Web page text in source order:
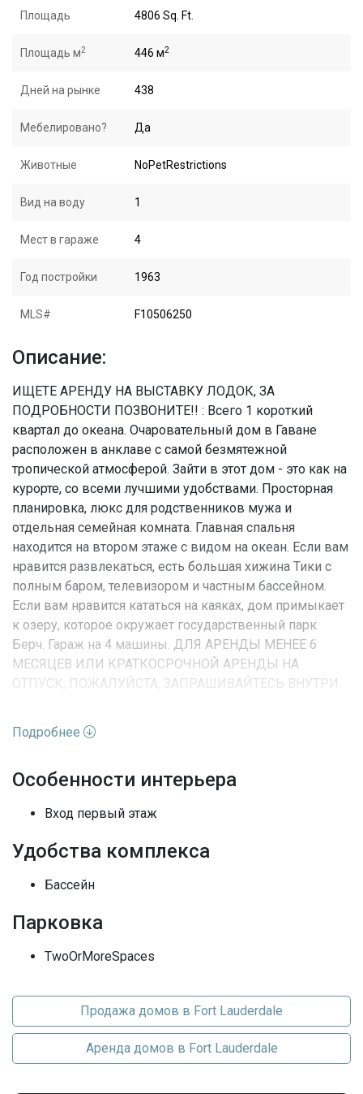
Площадь 4806 Sq. Ft.
Площадь м2 446 м2
Дней на рынке 438
Мебелировано? Да
Животные NoPetRestrictions
Вид на воду 1
Мест в гараже 4
Год постройки 1963
MLS# F10506250
Описание:
ИЩЕТЕ АРЕНДУ НА ВЫСТАВКУ ЛОДОК, ЗА
ПОДРОБНОСТИ ПОЗВОНИТЕ!! : Всего 1 короткий
квартал до океана. Очаровательный дом в Гаване
расположен в анклаве с самой безмятежной
тропической атмосферой. Зайти в этот дом - это как на
курорте, со всеми лучшими удобствами. Просторная
планировка, люкс для родственников мужа и
отдельная семейная комната. Главная спальня
находится на втором этаже с видом на океан. Если вам
нравится развлекаться, есть большая хижина Тики с
полным баром, телевизором и частным бассейном.
Если вам нравится кататься на каяках, дом примыкает
к озеру, которое окружает государственный парк
Берч. Гараж на 4 машины. ДЛЯ АРЕНДЫ МЕНЕЕ 6
МЕСЯЦЕВ ИЛИ КРАТКОСРОЧНОЙ АРЕНДЫ НА
ОТПУСК, ПОЖАЛУЙСТА, ЗАПРАШИВАЙТЕСЬ ВНУТРИ.
Подробнее
Особенности интерьера
Вход первый этаж
Удобства комплекса
Бассейн
Парковка
TwoOrMoreSpaces
Продажа домов в Fort Lauderdale
Аренда домов в Fort Lauderdale